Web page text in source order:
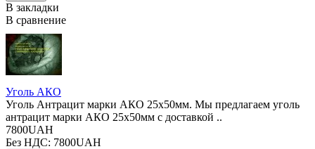
В закладки
В сравнение
Уголь АКО
Уголь Антрацит марки АКО 25х50мм. Мы предлагаем уголь
антрацит марки АКО 25х50мм с доставкой ..
7800UAH
Без НДС: 7800UAH